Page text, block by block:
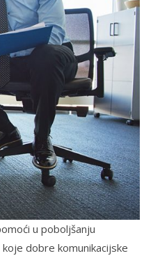
u poboljšanju
dobre komunikacijske